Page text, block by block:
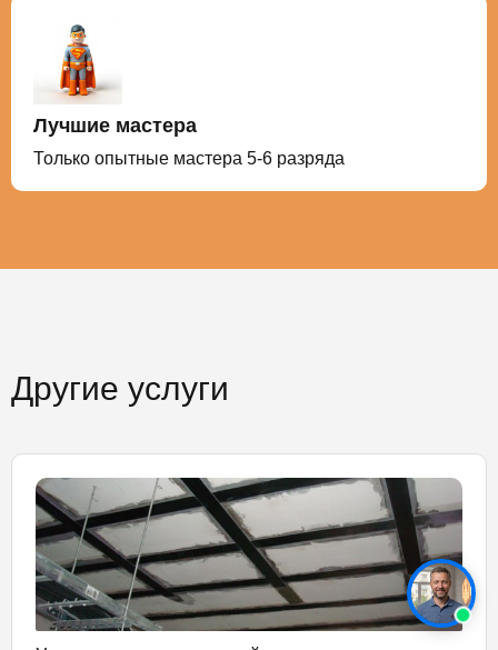
Лучшие мастера
Только опытные мастера 5-6 разряда
Другие услуги